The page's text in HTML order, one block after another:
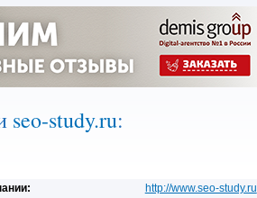
seo-study.ru:
http://www.seo-study.ru